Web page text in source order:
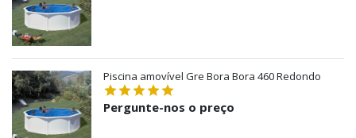
Piscina amovível Gre Bora Bora 460 Redondo
Pergunte-nos o preço